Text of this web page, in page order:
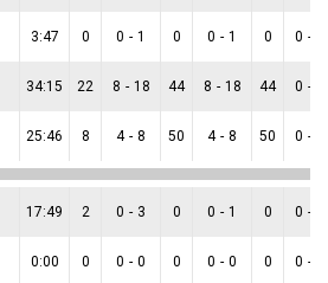
3:47 0 0 - 1 0 0 - 1 0 0 -
34:15 22 8 - 18 44 8 - 18 44 0 -
25:46 8 4 - 8 50 4 - 8 50 0 -
17:49 2 0 - 3 0 0 - 1 0 0 -
0:00 0 0 - 0 0 0 - 0 0 0 -